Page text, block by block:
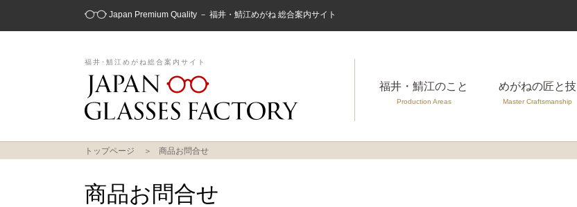
Japan Premium Quality － 福井・鯖江めがね 総合案内サイト
福井･鯖江めがね総合案内サイト
福井・鯖江のこと
Production Areas
めがねの匠と技
Master Craftsmanship
トップページ 商品お問合せ
商品お問合せ